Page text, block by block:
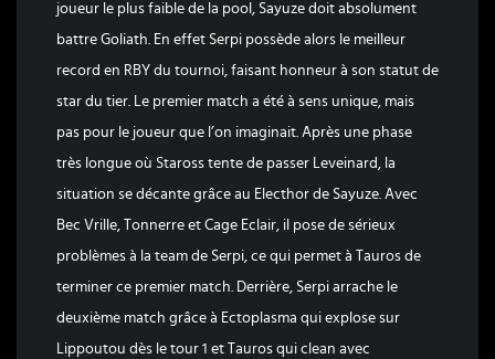
joueur le plus faible de la pool, Sayuze doit absolument
battre Goliath. En effet Serpi possède alors le meilleur
record en RBY du tournoi, faisant honneur à son statut de
star du tier. Le premier match a été à sens unique, mais
pas pour le joueur que l’on imaginait. Après une phase
très longue où Staross tente de passer Leveinard, la
situation se décante grâce au Electhor de Sayuze. Avec
Bec Vrille, Tonnerre et Cage Eclair, il pose de sérieux
problèmes à la team de Serpi, ce qui permet à Tauros de
terminer ce premier match. Derrière, Serpi arrache le
deuxième match grâce à Ectoplasma qui explose sur
Lippoutou dès le tour 1 et Tauros qui clean avec